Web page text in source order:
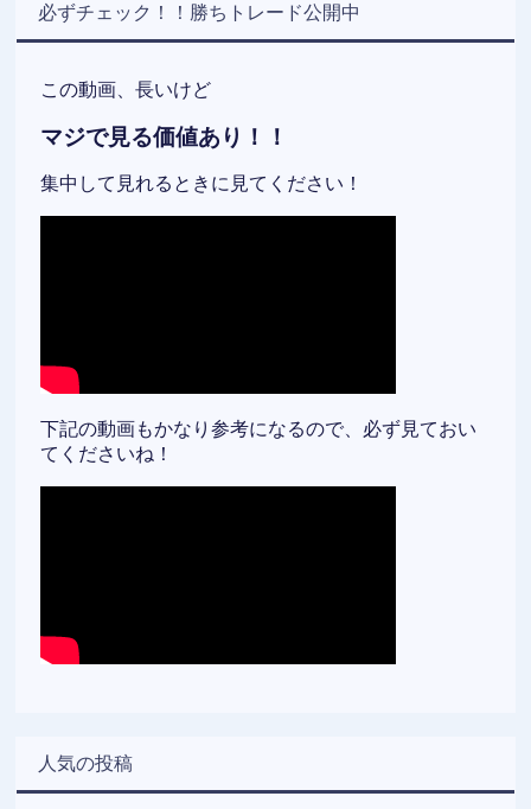
必ずチェック！！勝ちトレード公開中
この動画、長いけど
マジで見る価値あり！！
集中して見れるときに見てください！
下記の動画もかなり参考になるので、必ず見ておい
てくださいね！
人気の投稿